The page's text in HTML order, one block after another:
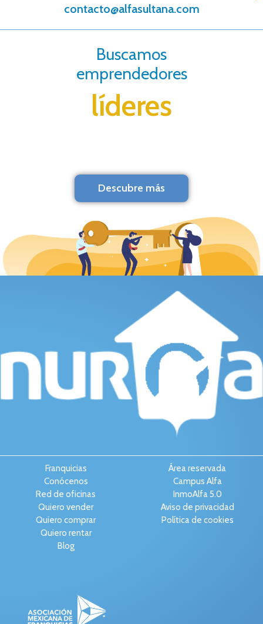
contacto@alfasultana.com
Buscamos
emprendedores
líderes
Descubre más
Franquicias
Conócenos
Red de oficinas
Quiero vender
Quiero comprar
Quiero rentar
Blog
Área reservada
Campus Alfa
InmoAlfa 5.0
Aviso de privacidad
Política de cookies